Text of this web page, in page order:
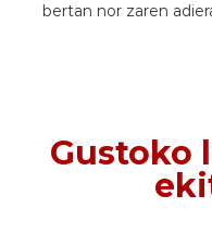
bertan nor zaren
Gustoko